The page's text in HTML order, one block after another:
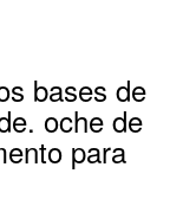
bases de
oche de
para